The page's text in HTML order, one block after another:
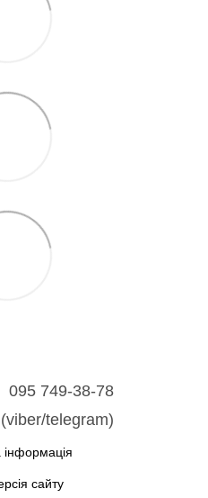
095 749-38-78
telegram)
інформація
сайту